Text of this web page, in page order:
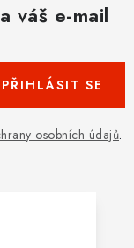
váš e-mail
osobních údajů.
PŘIHLÁSIT SE